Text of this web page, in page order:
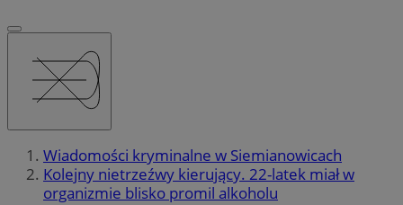
Wiadomości kryminalne w Siemianowicach
Kolejny nietrzeźwy kierujący. 22-latek miał w
organizmie blisko promil alkoholu